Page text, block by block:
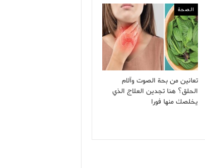
الصحة
تعانين من بحة الصوت وآلام
الحلق؟ هنا تجدين العلاج الذي
يخلصك منها فورا